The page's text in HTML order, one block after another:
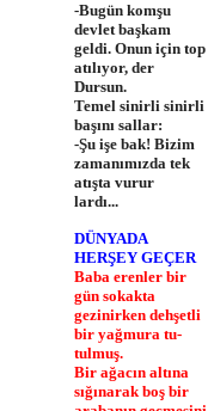
-Bugün komşu
devlet başkam
geldi. Onun için top
atılıyor, der
Dursun.
Temel sinirli sinirli
başını sallar:
-Şu işe bak! Bizim
zamanımızda tek
atışta vurur­
lardı...
DÜNYADA
HERŞEY GEÇER
Baba erenler bir
gün sokakta
gezinirken dehşetli
bir yağmura tu­
tulmuş.
Bir ağacın altına
sığınarak boş bir